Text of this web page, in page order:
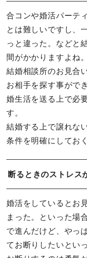
合コンや婚活パーテ
とは難しいですし、
っと違った。などと
間がかかりますよね。
結婚相談所のお見合
お相手を探す事がで
婚生活を送る上で必
す。
結婚する上で譲れな
条件を明確にしてお
断るときのストレス
婚活をしているとお
まった。といった場
で進んだけど、やっ
てお断りしたいとい